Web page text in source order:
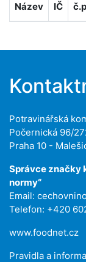
Název IČ
Potravinářská
Počernická 96/
Praha 10 -
Správce značky
normy“
Email:
Telefon: +420
www.foodnet.cz
Pravidla a